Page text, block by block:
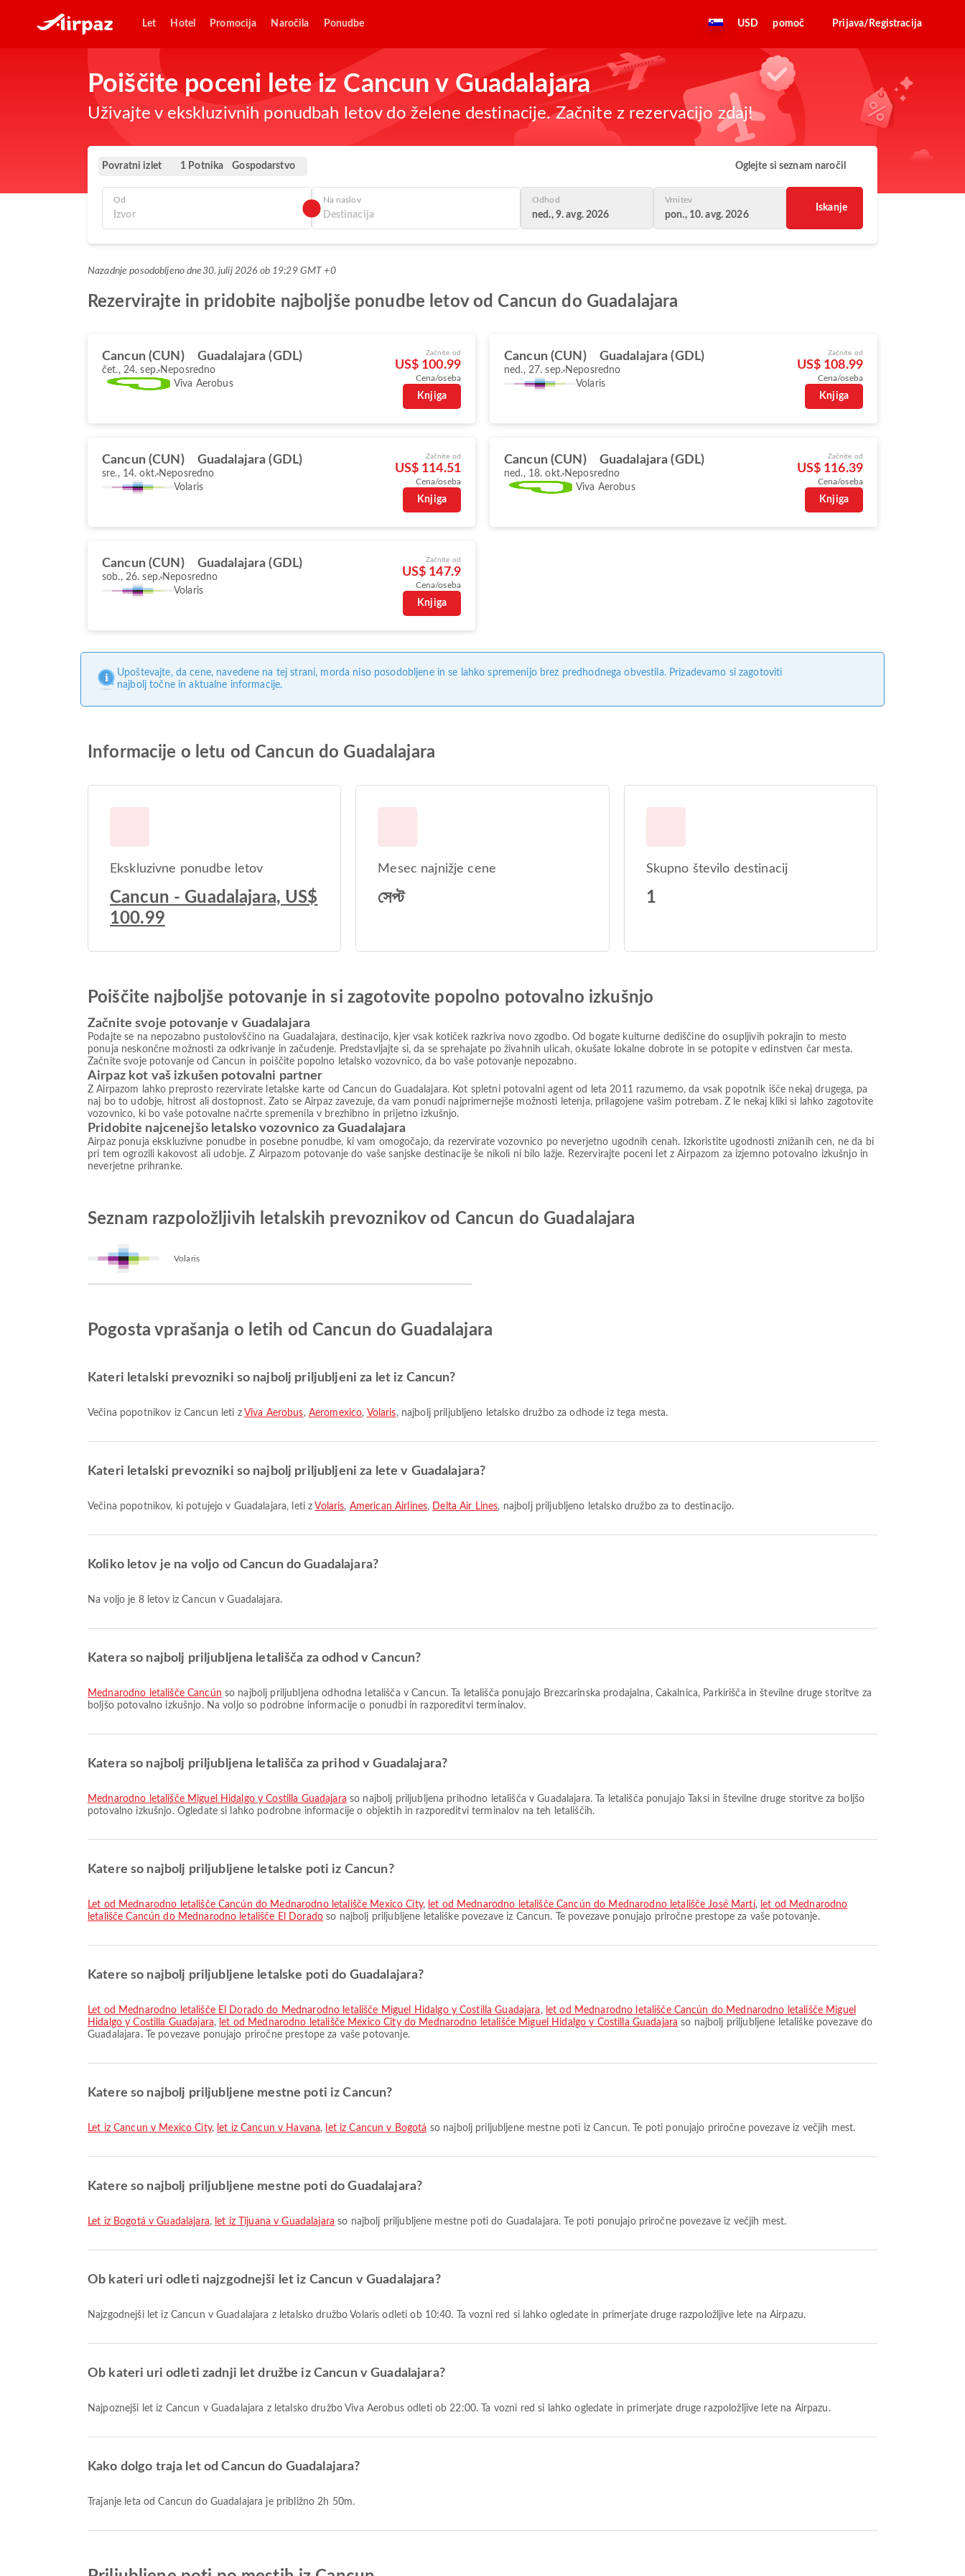
Let Hotel Promocija Naročila Ponudbe USD pomoč Prijava/Registracija
Poiščite poceni lete iz Cancun v Guadalajara
Uživajte v ekskluzivnih ponudbah letov do želene destinacije. Začnite z rezervacijo zdaj!
Povratni izlet 1 Potnika Gospodarstvo Oglejte si seznam naročil
Od Na naslov Odhod
ned., 9. avg. 2026
Vrnitev
pon., 10. avg. 2026
Iskanje
Nazadnje posodobljeno dne30. julij 2026 ob 19:29 GMT +0
Rezervirajte in pridobite najboljše ponudbe letov od Cancun do Guadalajara
Cancun (CUN) Guadalajara (GDL)
čet., 24. sep. Neposredno
Viva Aerobus
Začnite od
US$ 100.99
Cena/oseba
Knjiga
Cancun (CUN) Guadalajara (GDL)
ned., 27. sep. Neposredno
Volaris
Začnite od
US$ 108.99
Cena/oseba
Knjiga
Cancun (CUN) Guadalajara (GDL)
sre., 14. okt. Neposredno
Volaris
Začnite od
US$ 114.51
Cena/oseba
Knjiga
Cancun (CUN) Guadalajara (GDL)
ned., 18. okt. Neposredno
Viva Aerobus
Začnite od
US$ 116.39
Cena/oseba
Knjiga
Cancun (CUN) Guadalajara (GDL)
sob., 26. sep. Neposredno
Volaris
Začnite od
US$ 147.9
Cena/oseba
Knjiga
Upoštevajte, da cene, navedene na tej strani, morda niso posodobljene in se lahko spremenijo brez predhodnega obvestila. Prizadevamo si zagotoviti
najbolj točne in aktualne informacije.
Informacije o letu od Cancun do Guadalajara
Ekskluzivne ponudbe letov
Cancun - Guadalajara, US$
100.99
Mesec najnižje cene
সেপ্ট
Skupno število destinacij
1
Poiščite najboljše potovanje in si zagotovite popolno potovalno izkušnjo
Začnite svoje potovanje v Guadalajara
Podajte se na nepozabno pustolovščino na Guadalajara, destinacijo, kjer vsak kotiček razkriva novo zgodbo. Od bogate kulturne dediščine do osupljivih pokrajin to mesto
ponuja neskončne možnosti za odkrivanje in začudenje. Predstavljajte si, da se sprehajate po živahnih ulicah, okušate lokalne dobrote in se potopite v edinstven čar mesta.
Začnite svoje potovanje od Cancun in poiščite popolno letalsko vozovnico, da bo vaše potovanje nepozabno.
Airpaz kot vaš izkušen potovalni partner
Z Airpazom lahko preprosto rezervirate letalske karte od Cancun do Guadalajara. Kot spletni potovalni agent od leta 2011 razumemo, da vsak popotnik išče nekaj drugega, pa
naj bo to udobje, hitrost ali dostopnost. Zato se Airpaz zavezuje, da vam ponudi najprimernejše možnosti letenja, prilagojene vašim potrebam. Z le nekaj kliki si lahko zagotovite
vozovnico, ki bo vaše potovalne načrte spremenila v brezhibno in prijetno izkušnjo.
Pridobite najcenejšo letalsko vozovnico za Guadalajara
Airpaz ponuja ekskluzivne ponudbe in posebne ponudbe, ki vam omogočajo, da rezervirate vozovnico po neverjetno ugodnih cenah. Izkoristite ugodnosti znižanih cen, ne da bi
pri tem ogrozili kakovost ali udobje. Z Airpazom potovanje do vaše sanjske destinacije še nikoli ni bilo lažje. Rezervirajte poceni let z Airpazom za izjemno potovalno izkušnjo in
neverjetne prihranke.
Seznam razpoložljivih letalskih prevoznikov od Cancun do Guadalajara
Volaris
Pogosta vprašanja o letih od Cancun do Guadalajara
Kateri letalski prevozniki so najbolj priljubljeni za let iz Cancun?
Večina popotnikov iz Cancun leti z Viva Aerobus, Aeromexico, Volaris, najbolj priljubljeno letalsko družbo za odhode iz tega mesta.
Kateri letalski prevozniki so najbolj priljubljeni za lete v Guadalajara?
Večina popotnikov, ki potujejo v Guadalajara, leti z Volaris, American Airlines, Delta Air Lines, najbolj priljubljeno letalsko družbo za to destinacijo.
Koliko letov je na voljo od Cancun do Guadalajara?
Na voljo je 8 letov iz Cancun v Guadalajara.
Katera so najbolj priljubljena letališča za odhod v Cancun?
Mednarodno letališče Cancún so najbolj priljubljena odhodna letališča v Cancun. Ta letališča ponujajo Brezcarinska prodajalna, Čakalnica, Parkirišča in številne druge storitve za
boljšo potovalno izkušnjo. Na voljo so podrobne informacije o ponudbi in razporeditvi terminalov.
Katera so najbolj priljubljena letališča za prihod v Guadalajara?
Mednarodno letališče Miguel Hidalgo y Costilla Guadajara so najbolj priljubljena prihodno letališča v Guadalajara. Ta letališča ponujajo Taksi in številne druge storitve za boljšo
potovalno izkušnjo. Ogledate si lahko podrobne informacije o objektih in razporeditvi terminalov na teh letališčih.
Katere so najbolj priljubljene letalske poti iz Cancun?
let od Mednarodno letališče Cancún do Mednarodno letališče Mexico City, let od Mednarodno letališče Cancún do Mednarodno letališče José Martí, let od Mednarodno
letališče Cancún do Mednarodno letališče El Dorado so najbolj priljubljene letališke povezave iz Cancun. Te povezave ponujajo priročne prestope za vaše potovanje.
Katere so najbolj priljubljene letalske poti do Guadalajara?
let od Mednarodno letališče El Dorado do Mednarodno letališče Miguel Hidalgo y Costilla Guadajara , let od Mednarodno letališče Cancún do Mednarodno letališče Miguel
Hidalgo y Costilla Guadajara, let od Mednarodno letališče Mexico City do Mednarodno letališče Miguel Hidalgo y Costilla Guadajara so najbolj priljubljene letališke povezave do
Guadalajara. Te povezave ponujajo priročne prestope za vaše potovanje.
Katere so najbolj priljubljene mestne poti iz Cancun?
let iz Cancun v Mexico City, let iz Cancun v Havana, let iz Cancun v Bogotá so najbolj priljubljene mestne poti iz Cancun. Te poti ponujajo priročne povezave iz večjih mest.
Katere so najbolj priljubljene mestne poti do Guadalajara?
let iz Bogotá v Guadalajara, let iz Tijuana v Guadalajara so najbolj priljubljene mestne poti do Guadalajara. Te poti ponujajo priročne povezave iz večjih mest.
Ob kateri uri odleti najzgodnejši let iz Cancun v Guadalajara?
Najzgodnejši let iz Cancun v Guadalajara z letalsko družbo Volaris odleti ob 10:40. Ta vozni red si lahko ogledate in primerjate druge razpoložljive lete na Airpazu.
Ob kateri uri odleti zadnji let družbe iz Cancun v Guadalajara?
Najpoznejši let iz Cancun v Guadalajara z letalsko družbo Viva Aerobus odleti ob 22:00. Ta vozni red si lahko ogledate in primerjate druge razpoložljive lete na Airpazu.
Kako dolgo traja let od Cancun do Guadalajara?
Trajanje leta od Cancun do Guadalajara je približno 2h 50m.